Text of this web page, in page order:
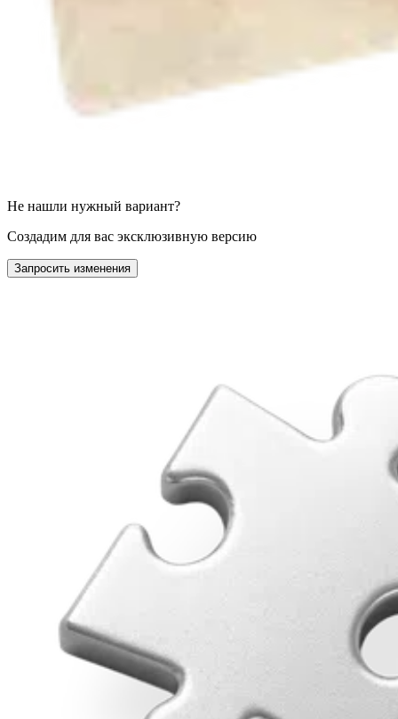
Не нашли нужный вариант?
Создадим для вас эксклюзивную версию
Запросить изменения